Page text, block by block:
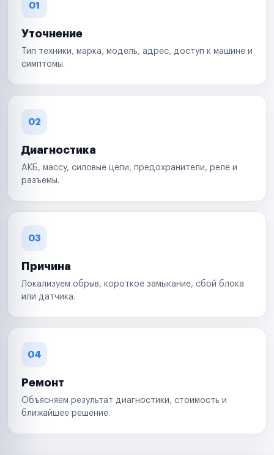
01
Уточнение
Тип техники, марка, модель, адрес, доступ к машине и
симптомы.
02
Диагностика
АКБ, массу, силовые цепи, предохранители, реле и
разъемы.
03
Причина
Локализуем обрыв, короткое замыкание, сбой блока
или датчика.
04
Ремонт
Объясняем результат диагностики, стоимость и
ближайшее решение.